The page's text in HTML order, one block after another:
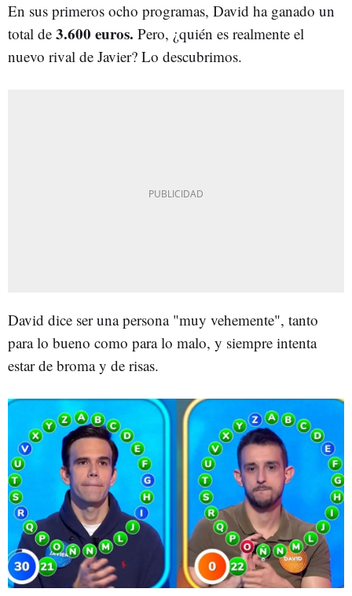
En sus primeros ocho programas, David ha ganado un
total de 3.600 euros. Pero, ¿quién es realmente el
nuevo rival de Javier? Lo descubrimos.
David dice ser una persona "muy vehemente", tanto
para lo bueno como para lo malo, y siempre intenta
estar de broma y de risas.